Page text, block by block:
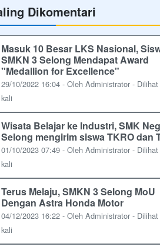
Dikomentari
Masuk 10 Besar LKS Nasional,
SMKN 3 Selong Mendapat Award
"Medallion for Excellence"
29/10/2022 16:04 - Oleh Administrator -
kali
Wisata Belajar ke Industri, SMK
Selong mengirim siswa TKRO dan
01/10/2023 07:49 - Oleh Administrator -
kali
Terus Melaju, SMKN 3 Selong MoU
Dengan Astra Honda Motor
04/12/2023 16:22 - Oleh Administrator -
kali